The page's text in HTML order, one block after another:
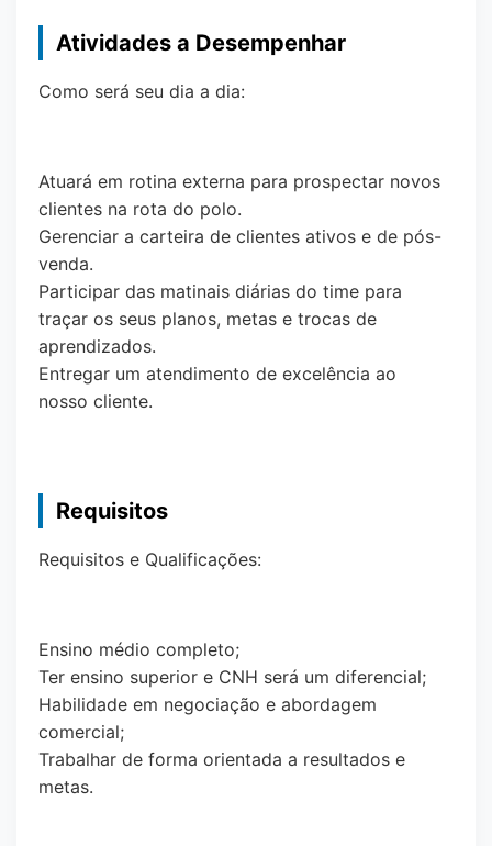
Atividades a Desempenhar
Como será seu dia a dia:
Atuará em rotina externa para prospectar novos
clientes na rota do polo.
Gerenciar a carteira de clientes ativos e de pós-
venda.
Participar das matinais diárias do time para
traçar os seus planos, metas e trocas de
aprendizados.
Entregar um atendimento de excelência ao
nosso cliente.
Requisitos
Requisitos e Qualificações:
Ensino médio completo;
Ter ensino superior e CNH será um diferencial;
Habilidade em negociação e abordagem
comercial;
Trabalhar de forma orientada a resultados e
metas.